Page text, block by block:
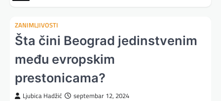
ZANIMLJIVOSTI
Šta čini Beograd jedinstvenim
među evropskim
prestonicama?
Ljubica Hadžić septembar 12, 2024